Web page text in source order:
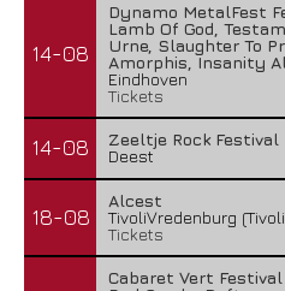
14-08
Dynamo MetalFest
Lamb Of God,
Urne, Slaughter To
Amorphis, Insanity
Eindhoven
Tickets
14-08
Zeeltje Rock Festival
Deest
18-08
Alcest
TivoliVredenburg
Tickets
Cabaret Vert